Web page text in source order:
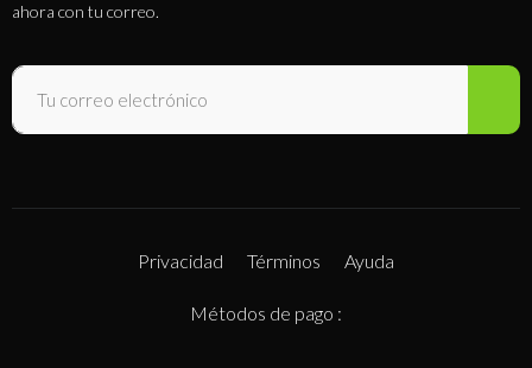
ahora con tu correo.
Métodos de pago :
Privacidad Términos Ayuda